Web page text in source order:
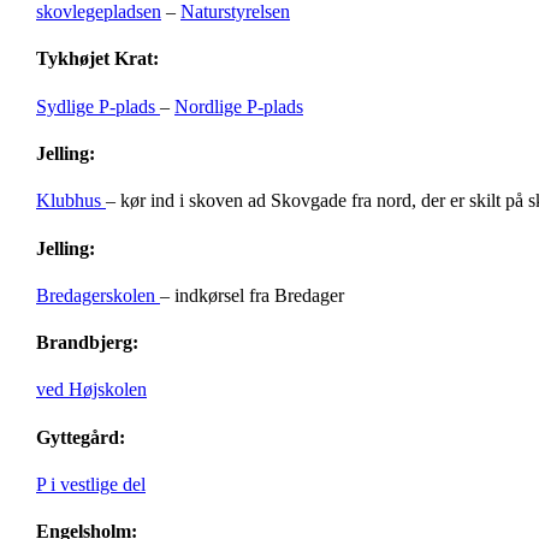
skovlegepladsen – Naturstyrelsen
Tykhøjet Krat:
Sydlige P-plads – Nordlige P-plads
Jelling:
Klubhus – kør ind i skoven ad Skovgade fra nord, der er skilt på
Jelling:
Bredagerskolen – indkørsel fra Bredager
Brandbjerg:
ved Højskolen
Gyttegård:
P i vestlige del
Engelsholm: